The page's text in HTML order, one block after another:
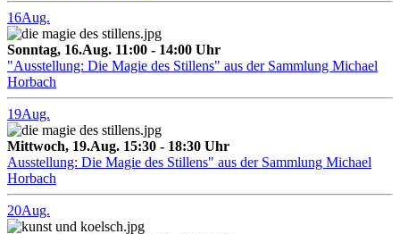
16Aug.
Sonntag, 16.Aug. 11:00 - 14:00 Uhr
"Ausstellung: Die Magie des Stillens" aus der Sammlung Michael
Horbach
19Aug.
Mittwoch, 19.Aug. 15:30 - 18:30 Uhr
Ausstellung: Die Magie des Stillens" aus der Sammlung Michael
Horbach
20Aug.